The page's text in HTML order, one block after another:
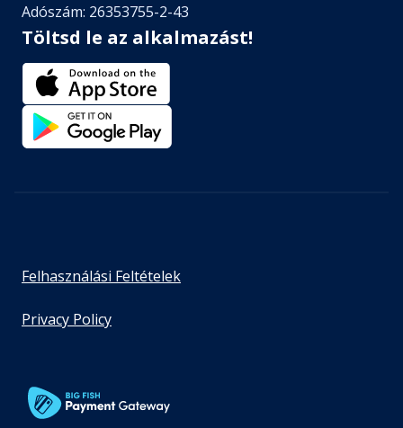
Adószám: 26353755-2-43
Töltsd le az alkalmazást!
Felhasználási Feltételek
Privacy Policy